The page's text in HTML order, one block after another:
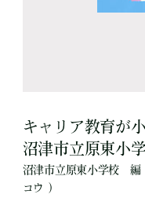
キャリア教育が
沼津市立原東小
沼津市立原東小学校 編
コウ ）